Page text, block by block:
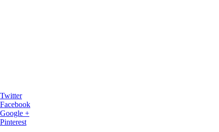
Twitter
Facebook
Google +
Pinterest